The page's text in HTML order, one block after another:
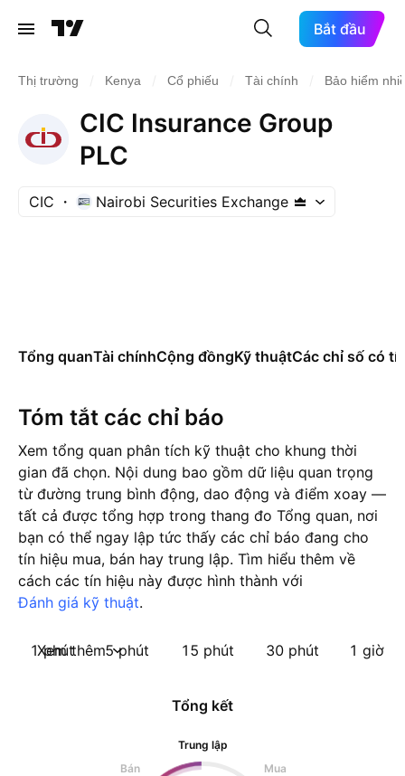
Bắt đầu
Thị trường Kenya Cổ phiếu Tài chính Bảo hiểm
CIC Insurance Group
PLC
CIC Nairobi Securities Exchange
Tổng quanTài chínhCộng đồngKỹ thuậtCác chỉ số có
Tóm tắt các chỉ báo
Xem tổng quan phân tích kỹ thuật cho khung thời
gian đã chọn. Nội dung bao gồm dữ liệu quan trọng
từ đường trung bình động, dao động và điểm xoay —
tất cả được tổng hợp trong thang đo Tổng quan, nơi
bạn có thể ngay lập tức thấy các chỉ báo đang cho
tín hiệu mua, bán hay trung lập. Tìm hiểu thêm về
cách các tín hiệu này được hình thành với
Đánh giá kỹ thuật.
1 phút 5 phút 15 phút 30 phút 1 giờ
Xem thêm
Tổng kết
Trung lập
Bán
Mua